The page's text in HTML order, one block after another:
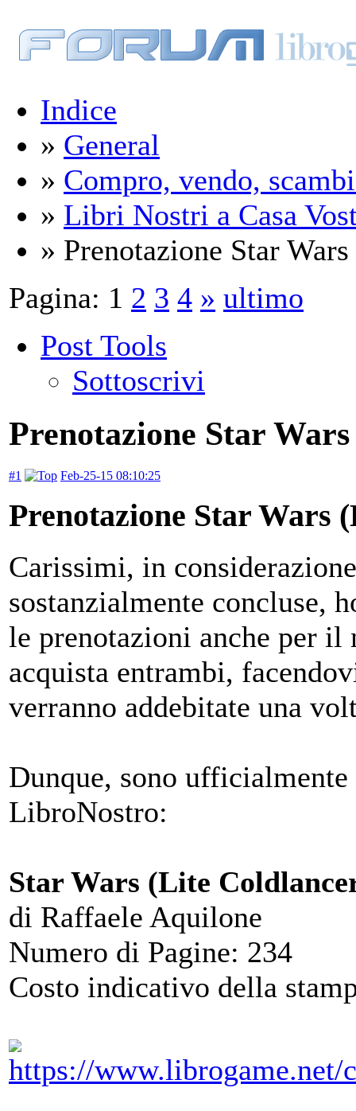
Indice
» General
» Compro, vendo,
» Libri Nostri a Casa
» Prenotazione Star
Pagina: 1 2 3 4 » ultimo
Post Tools
Sottoscrivi
Prenotazione Star
#1 Feb-25-15 08:10:25
Prenotazione Star Wars
Carissimi, in
sostanzialmente concluse,
le prenotazioni anche per
acquista entrambi,
verranno addebitate una
Dunque, sono
LibroNostro:
Star Wars (Lite
di Raffaele Aquilone
Numero di Pagine: 234
Costo indicativo della